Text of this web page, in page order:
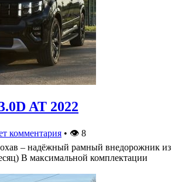
AT 2022
комментария • 👁 8
– надёжный рамный внедорожник из
В максимальной комплектации